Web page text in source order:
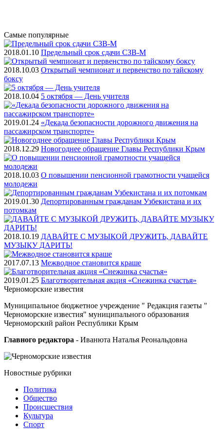
Самые популярные
2018.01.10 Предельный срок сдачи СЗВ-М
2018.10.03 Открытый чемпионат и первенство по тайскому
боксу
2018.10.04 5 октября — День учителя
2019.01.24 «Декада безопасности дорожного движения на
пассажирском транспорте»
2018.12.29 Новогоднее обращение Главы Республики Крым
2018.10.03 О повышении пенсионной грамотности учащейся
молодежи
2019.01.30 Депортированным гражданам Узбекистана и их
потомкам
2018.10.19 ДАВАЙТЕ С МУЗЫКОЙ ДРУЖИТЬ, ДАВАЙТЕ
МУЗЫКУ ДАРИТЬ!
2017.07.13 Межводное становится краше
2019.01.25 Благотворительная акция «Снежинка счастья»
Черноморские известия
Муниципальное бюджетное учреждение " Редакция газеты "
Черноморские известия" муниципального образования
Черноморский район Республики Крым
Главного редактора - Иванюта Наталья Реональдовна
Новостные рубрики
Политика
Общество
Проиcшествия
Культура
Спорт